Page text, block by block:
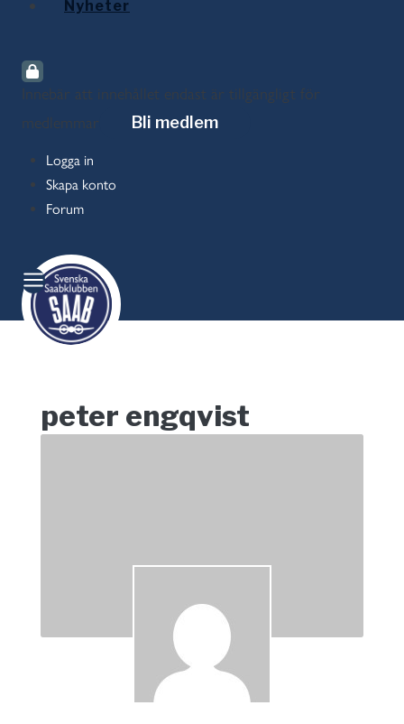
Nyheter
Innebär att innehållet endast är tillgängligt för
medlemmar
Bli medlem
Logga in
Skapa konto
Forum
peter engqvist